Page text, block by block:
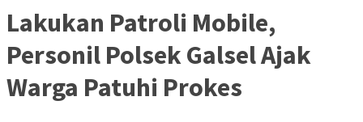
Lakukan Patroli Mobile,
Personil Polsek Galsel Ajak
Warga Patuhi Prokes